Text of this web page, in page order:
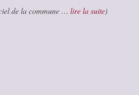
de la commune … lire la suite)